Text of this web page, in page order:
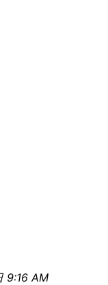
9:16 AM